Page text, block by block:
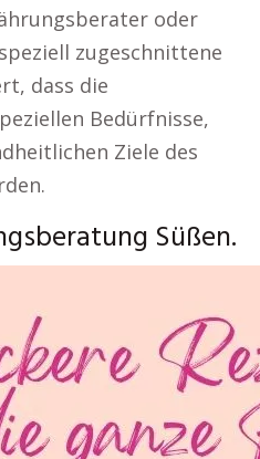
oder
zugeschnittene
dass die
Bedürfnisse,
Ziele des
Süßen.